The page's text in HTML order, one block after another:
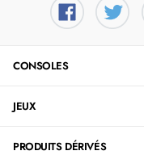
CONSOLES
JEUX
PRODUITS DÉRIVÉS